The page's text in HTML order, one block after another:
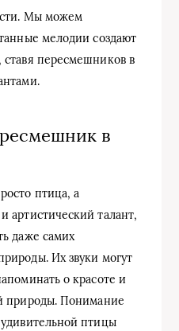
Мы можем
мелодии создают
пересмешников в
в
птица, а
артистический талант,
даже самих
Их звуки могут
о красоте и
природы. Понимание
птицы